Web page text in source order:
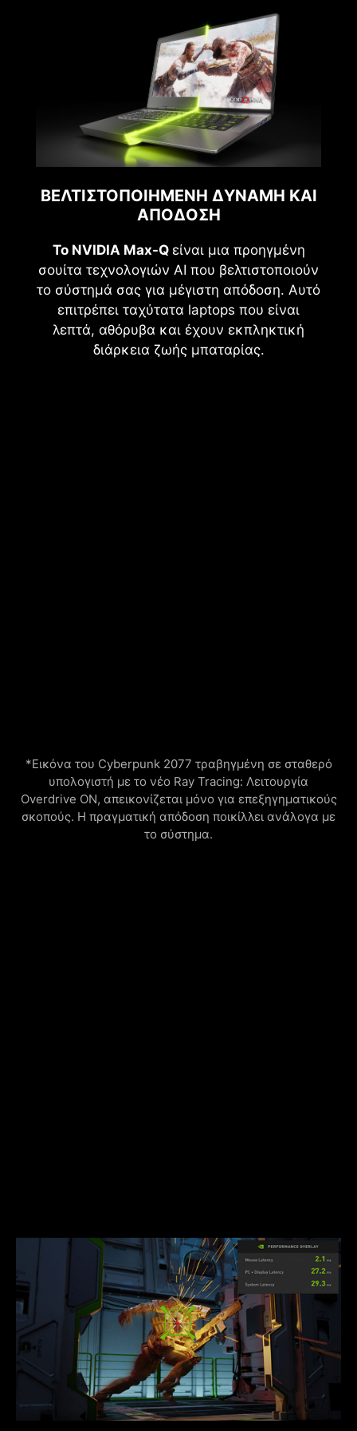
ΒΕΛΤΙΣΤΟΠΟΙΗΜΈΝΗ ΔΎΝΑΜΗ ΚΑΙ
ΑΠΌΔΟΣΗ
Το NVIDIA Max-Q είναι μια προηγμένη
σουίτα τεχνολογιών AI που βελτιστοποιούν
το σύστημά σας για μέγιστη απόδοση. Αυτό
επιτρέπει ταχύτατα laptops που είναι
λεπτά, αθόρυβα και έχουν εκπληκτική
διάρκεια ζωής μπαταρίας.
*Εικόνα του Cyberpunk 2077 τραβηγμένη σε σταθερό
υπολογιστή με το νέο Ray Tracing: Λειτουργία
Overdrive ON, απεικονίζεται μόνο για επεξηγηματικούς
σκοπούς. Η πραγματική απόδοση ποικίλλει ανάλογα με
το σύστημα.